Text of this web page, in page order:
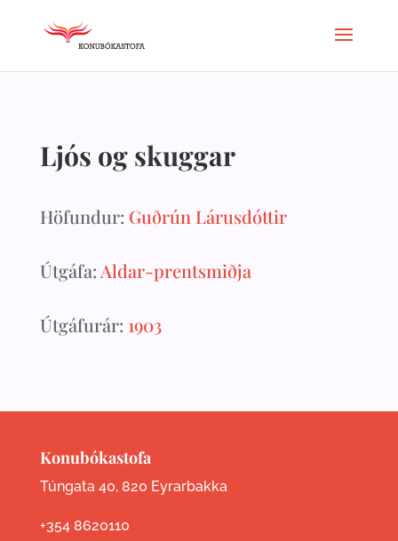
Ljós og skuggar
Höfundur: Guðrún Lárusdóttir
Útgáfa: Aldar-prentsmiðja
Útgáfurár: 1903
Konubókastofa
Túngata 40, 820 Eyrarbakka
+354 8620110